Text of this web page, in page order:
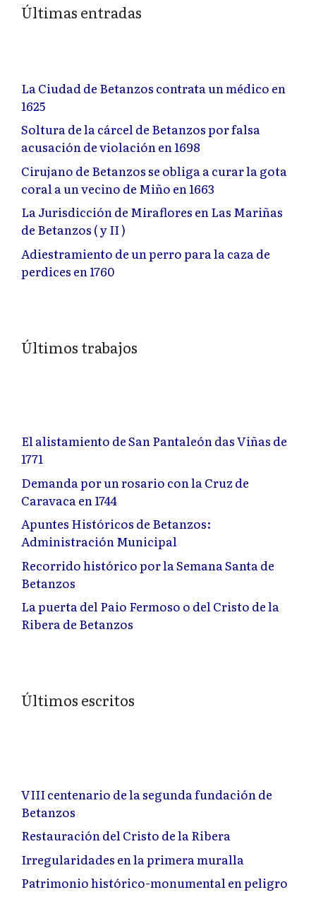
Últimas entradas
La Ciudad de Betanzos contrata un médico en
1625
Soltura de la cárcel de Betanzos por falsa
acusación de violación en 1698
Cirujano de Betanzos se obliga a curar la gota
coral a un vecino de Miño en 1663
La Jurisdicción de Miraflores en Las Mariñas
de Betanzos ( y II )
Adiestramiento de un perro para la caza de
perdices en 1760
Últimos trabajos
El alistamiento de San Pantaleón das Viñas de
1771
Demanda por un rosario con la Cruz de
Caravaca en 1744
Apuntes Históricos de Betanzos:
Administración Municipal
Recorrido histórico por la Semana Santa de
Betanzos
La puerta del Paio Fermoso o del Cristo de la
Ribera de Betanzos
Últimos escritos
VIII centenario de la segunda fundación de
Betanzos
Restauración del Cristo de la Ribera
Irregularidades en la primera muralla
Patrimonio histórico-monumental en peligro